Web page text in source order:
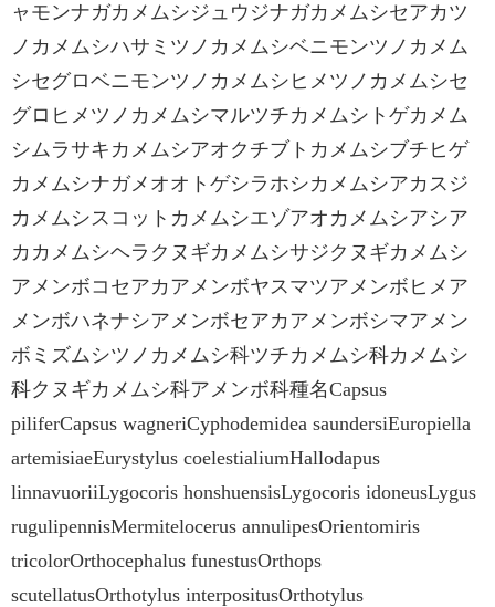
ャモンナガカメムシジュウジナガカメムシセアカツ
ノカメムシハサミツノカメムシベニモンツノカメム
シセグロベニモンツノカメムシヒメツノカメムシセ
グロヒメツノカメムシマルツチカメムシトゲカメム
シムラサキカメムシアオクチブトカメムシブチヒゲ
カメムシナガメオオトゲシラホシカメムシアカスジ
カメムシスコットカメムシエゾアオカメムシアシア
カカメムシヘラクヌギカメムシサジクヌギカメムシ
アメンボコセアカアメンボヤスマツアメンボヒメア
メンボハネナシアメンボセアカアメンボシマアメン
ボミズムシツノカメムシ科ツチカメムシ科カメムシ
科クヌギカメムシ科アメンボ科種名Capsus
piliferCapsus wagneriCyphodemidea saundersiEuropiella
artemisiaeEurystylus coelestialiumHallodapus
linnavuoriiLygocoris honshuensisLygocoris idoneusLygus
rugulipennisMermitelocerus annulipesOrientomiris
tricolorOrthocephalus funestusOrthops
scutellatusOrthotylus interpositusOrthotylus